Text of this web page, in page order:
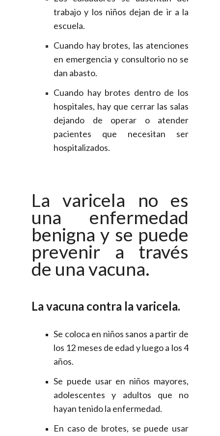
trabajo y los niños dejan de ir a la
escuela.
Cuando hay brotes, las atenciones
en emergencia y consultorio no se
dan abasto.
Cuando hay brotes dentro de los
hospitales, hay que cerrar las salas
dejando de operar o atender
pacientes que necesitan ser
hospitalizados.
La varicela no es
una enfermedad
benigna y se puede
prevenir a través
de una vacuna.
La vacuna contra la varicela.
Se coloca en niños sanos a partir de
los 12 meses de edad y luego a los 4
años.
Se puede usar en niños mayores,
adolescentes y adultos que no
hayan tenido la enfermedad.
En caso de brotes, se puede usar